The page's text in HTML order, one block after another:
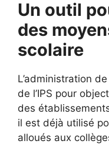
Un outil
des
scolaire
L’administration
de l’IPS pour
des
il est déjà utilisé
alloués aux